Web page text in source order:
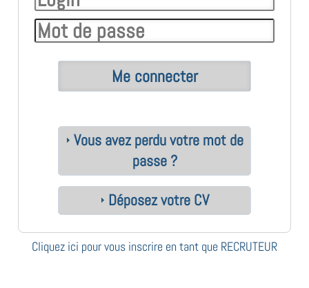
Vous avez perdu votre mot de
passe ?
Déposez votre CV
Cliquez ici pour vous inscrire en tant que RECRUTEUR